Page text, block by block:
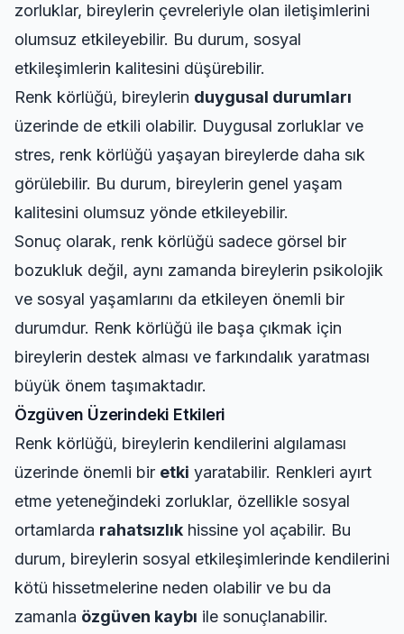
zorluklar, bireylerin çevreleriyle olan iletişimlerini
olumsuz etkileyebilir. Bu durum, sosyal
etkileşimlerin kalitesini düşürebilir.
Renk körlüğü, bireylerin duygusal durumları
üzerinde de etkili olabilir. Duygusal zorluklar ve
stres, renk körlüğü yaşayan bireylerde daha sık
görülebilir. Bu durum, bireylerin genel yaşam
kalitesini olumsuz yönde etkileyebilir.
Sonuç olarak, renk körlüğü sadece görsel bir
bozukluk değil, aynı zamanda bireylerin psikolojik
ve sosyal yaşamlarını da etkileyen önemli bir
durumdur. Renk körlüğü ile başa çıkmak için
bireylerin destek alması ve farkındalık yaratması
büyük önem taşımaktadır.
Özgüven Üzerindeki Etkileri
Renk körlüğü, bireylerin kendilerini algılaması
üzerinde önemli bir etki yaratabilir. Renkleri ayırt
etme yeteneğindeki zorluklar, özellikle sosyal
ortamlarda rahatsızlık hissine yol açabilir. Bu
durum, bireylerin sosyal etkileşimlerinde kendilerini
kötü hissetmelerine neden olabilir ve bu da
zamanla özgüven kaybı ile sonuçlanabilir.